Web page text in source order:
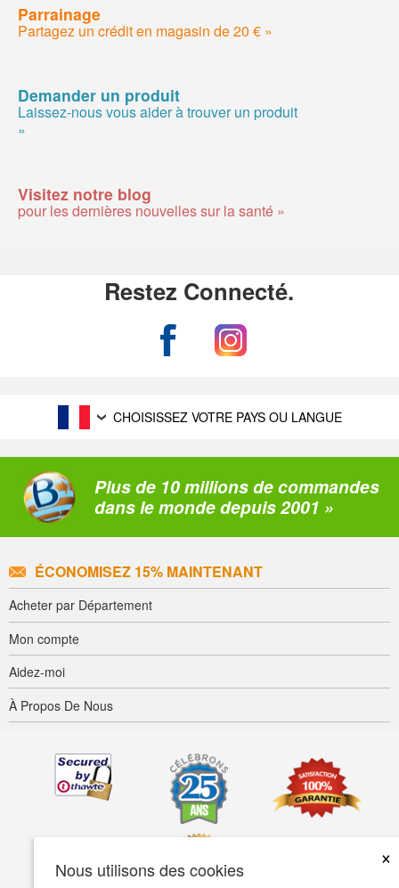
Nous utilisons des cookies
×
Parrainage
Partagez un crédit en magasin de 20 € »
Demander un produit
Laissez-nous vous aider à trouver un produit
»
Visitez notre blog
pour les dernières nouvelles sur la santé »
Restez Connecté.
CHOISISSEZ VOTRE PAYS OU LANGUE
Plus de 10 millions de commandes
dans le monde depuis 2001 »
ÉCONOMISEZ 15% MAINTENANT
Acheter par Département
Mon compte
Aidez-moi
À Propos De Nous